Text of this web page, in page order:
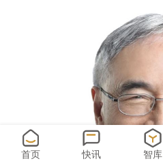
首页 快讯 智库